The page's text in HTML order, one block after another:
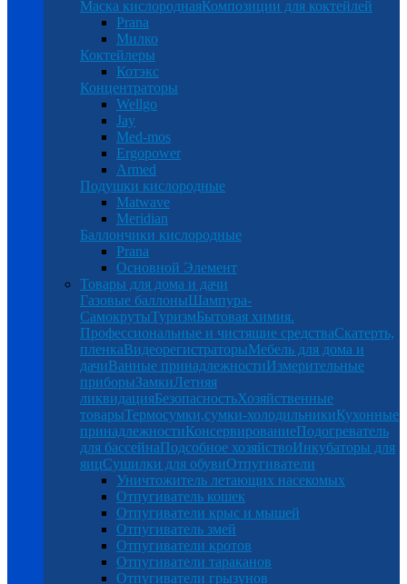
Маска кислороднаяКомпозиции для коктейлей
Prana
Милко
Коктейлеры
Котэкс
Концентраторы
Wellgo
Jay
Med-mos
Ergopower
Armed
Подушки кислородные
Matwave
Meridian
Баллончики кислородные
Prana
Основной Элемент
Товары для дома и дачи
Газовые баллоныШампура-
СамокрутыТуризмБытовая химия.
Профессиональные и чистящие средстваСкатерть,
пленкаВидеорегистраторыМебель для дома и
дачиВанные принадлежностиИзмерительные
приборыЗамкиЛетняя
ликвидацияБезопасностьХозяйственные
товарыТермосумки,сумки-холодильникиКухонные
принадлежностиКонсервированиеПодогреватель
для бассейнаПодсобное хозяйствоИнкубаторы для
яицСушилки для обувиОтпугиватели
Уничтожитель летающих насекомых
Отпугиватель кошек
Отпугиватели крыс и мышей
Отпугиватель змей
Отпугиватели кротов
Отпугиватели тараканов
Отпугиватели грызунов